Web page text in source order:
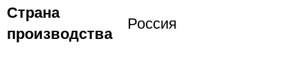
Страна
производства
Россия